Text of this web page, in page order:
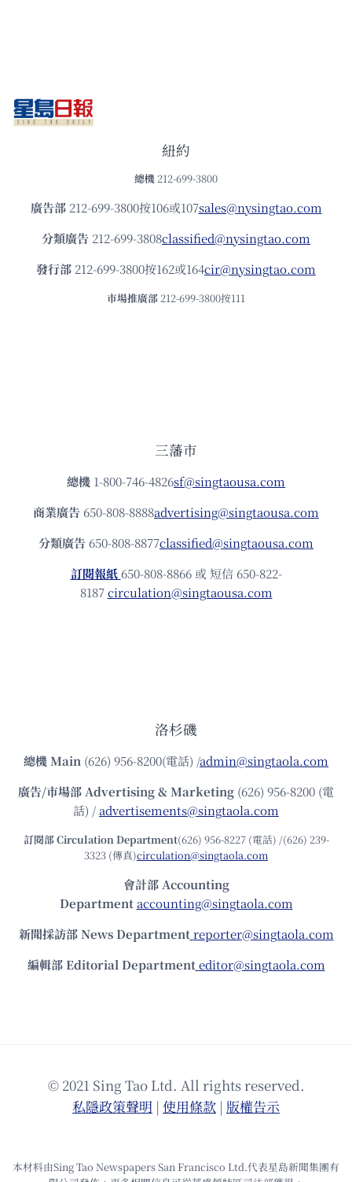
紐約
總機 212-699-3800
廣告部212-699-3800按106或107sales@nysingtao.com
分類廣告 212-699-3808classified@nysingtao.com
發⾏部 212-699-3800按162或164cir@nysingtao.com
市場推廣部 212-699-3800按111
三藩市
總機 1-800-746-4826sf@singtaousa.com
商業廣告 650-808-8888advertising@singtaousa.com
分類廣告 650-808-8877classified@singtaousa.com
訂閱報紙 650-808-8866 或 短信 650-822-
8187circulation@singtaousa.com
洛杉磯
總機Main (626) 956-8200(電話) /admin@singtaola.com
廣告/市場部Advertising & Marketing (626) 956-8200 (電
話) /advertisements@singtaola.com
訂閱部 Circulation Department(626) 956-8227 (電話) /(626) 239-
3323 (傳真)circulation@singtaola.com
會計部 Accounting
Department accounting@singtaola.com
新聞採訪部 News Department reporter@singtaola.com
編輯部 Editorial Department editor@singtaola.com
© 2021 Sing Tao Ltd. All rights reserved.
私隱政策聲明 | 使⽤條款 | 版權告⽰
本材料由Sing Tao Newspapers San Francisco Ltd.代表星島新聞集團有